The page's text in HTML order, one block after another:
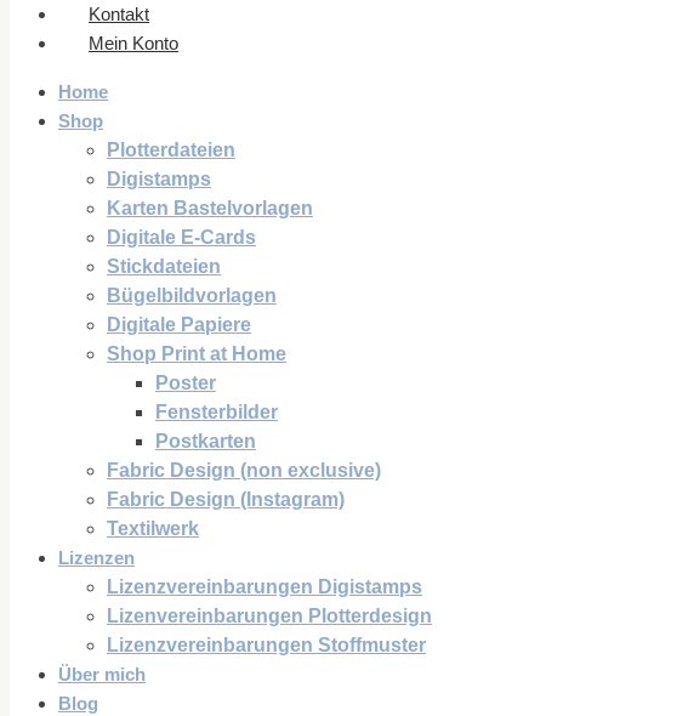
Kontakt
Mein Konto
Home
Shop
Plotterdateien
Digistamps
Karten Bastelvorlagen
Digitale E-Cards
Stickdateien
Bügelbildvorlagen
Digitale Papiere
Shop Print at Home
Poster
Fensterbilder
Postkarten
Fabric Design (non exclusive)
Fabric Design (Instagram)
Textilwerk
Lizenzen
Lizenzvereinbarungen Digistamps
Lizenvereinbarungen Plotterdesign
Lizenzvereinbarungen Stoffmuster
Über mich
Blog